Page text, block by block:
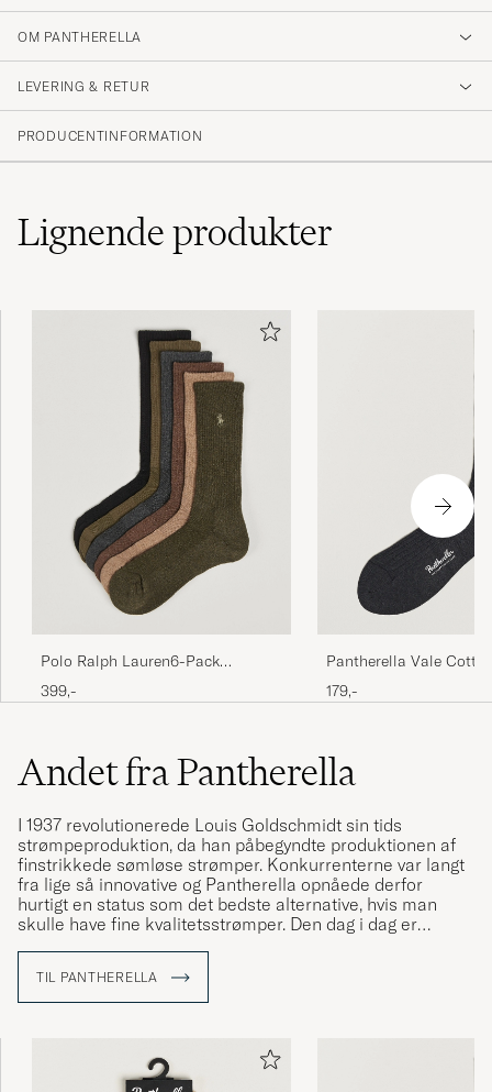
Nydelige myke sokker
NINA H KØBTE PÅ CAREOFCARL.NO
OM PANTHERELLA
LEVERING & RETUR
PRODUCENTINFORMATION
Lignendeprodukter
Polo Ralph Lauren6-Pack
Performance Crew SocksBrown
399,-
Pantherella Vale
Dark Grey
179,-
Andet fra Pantherella
I 1937 revolutionerede Louis Goldschmidt sin tids
strømpeproduktion, da han påbegyndte produktionen af
finstrikkede sømløse strømper. Konkurrenterne var langt
fra lige så innovative og Pantherella opnåede derfor
hurtigt en status som det bedste alternative, hvis man
skulle have fine kvalitetsstrømper. Den dag i dag er
TIL PANTHERELLA